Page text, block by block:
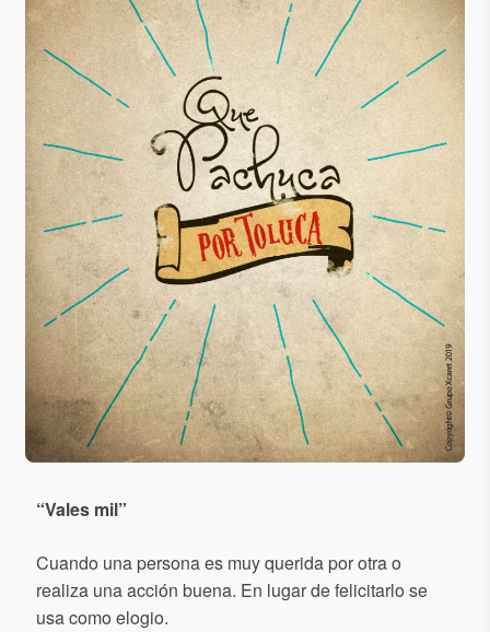
“Vales mil”
Cuando una persona es muy querida por otra o
realiza una acción buena. En lugar de felicitarlo se
usa como elogio.